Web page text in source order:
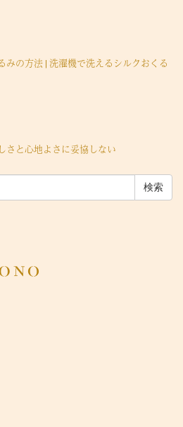
みの方法 | 洗濯機で洗えるシルクおくる
さと心地よさに妥協しない